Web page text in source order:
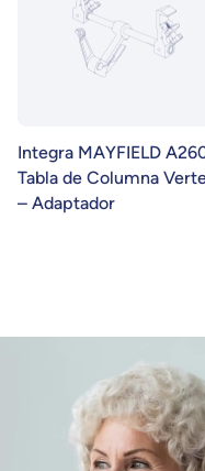
Integra MAYFIELD
Tabla de Columna
– Adaptador